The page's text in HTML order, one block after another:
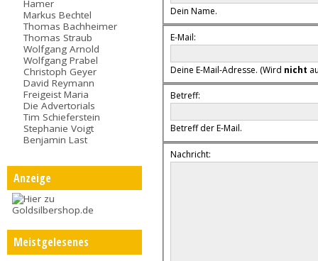
Hamer
Markus Bechtel
Thomas Bachheimer
Thomas Straub
Wolfgang Arnold
Wolfgang Prabel
Christoph Geyer
David Reymann
Freigeist Maria
Die Advertorials
Tim Schieferstein
Stephanie Voigt
Benjamin Last
Anzeige
Meistgelesenes
Dein Name.
E-Mail:
Deine E-Mail-Adresse. (Wird nicht
Betreff:
Betreff der E-Mail.
Nachricht: